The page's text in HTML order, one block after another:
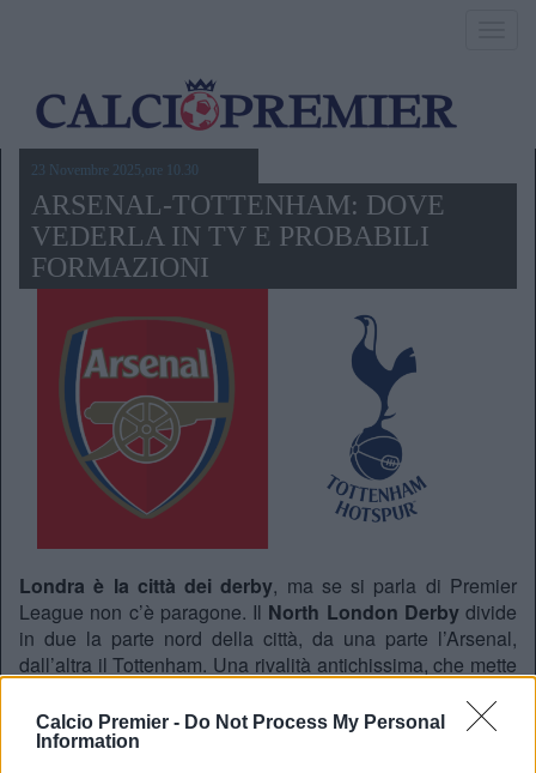
Calcio Premier - Do Not Process My Personal
Information
23 Novembre 2025,ore 10.30
ARSENAL-TOTTENHAM: DOVE
VEDERLA IN TV E PROBABILI
FORMAZIONI
Londra è la città dei derby, ma se si parla di Premier
League non c’è paragone. Il North London Derbydivide
in due la parte nord della città, da una parte l’Arsenal,
dall’altra il Tottenham. Una rivalità antichissima, che mette
appartenenza. L’Arsenal nell’era di Wenger è stato spesso
superiore, arrivando per tanti anni sopra agli odiati cugini.